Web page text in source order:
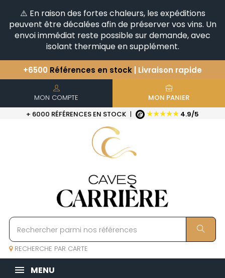
⚠️ En raison des fortes chaleurs, les expéditions
peuvent être décalées afin de préserver vos vins. Un
envoi immédiat reste possible sur demande, avec
isolant thermique en supplément.
+6500 Références en stock | Livraison rapide
Vous avez une question ?
Découvrez notre sélection
d'Horizontales & Verticales
MON COMPTE
MON PANIER
+ 6000 RÉFÉRENCES EN STOCK | ★★★★★ 4.9/5
RECHERCHE PAR CARTE
MENU